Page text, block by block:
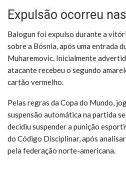
Expulsão ocorreu
Balogun foi expulso durante a
sobre a Bósnia, após uma entrada
Muharemovic. Inicialmente
atacante recebeu o segundo
cartão vermelho.
Pelas regras da Copa do Mundo,
suspensão automática na partida
decidiu suspender a punição
do Código Disciplinar, após
pela federação norte-americana.